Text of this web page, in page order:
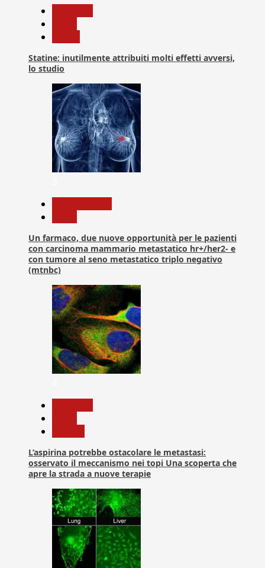
Statine: inutilmente attribuiti molti effetti avversi,
lo studio
Un farmaco, due nuove opportunità per le pazienti
con carcinoma mammario metastatico hr+/her2- e
con tumore al seno metastatico triplo negativo
(mtnbc)
L’aspirina potrebbe ostacolare le metastasi:
osservato il meccanismo nei topi Una scoperta che
apre la strada a nuove terapie